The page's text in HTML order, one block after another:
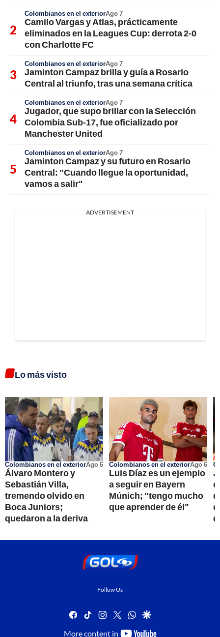
Colombianos en el exteriorAgo 7
Camilo Vargas y Atlas, prácticamente
eliminados en la Leagues Cup: derrota 2-0
con Charlotte FC
Colombianos en el exteriorAgo 7
Jaminton Campaz brilla y guía a Rosario
Central al triunfo, tras una semana crítica
Colombianos en el exteriorAgo 7
Jugador, que supo brillar con la Selección
Colombia Sub-17, fue oficializado por
Manchester United
Colombianos en el exteriorAgo 7
Jaminton Campaz y su futuro en Rosario
Central: "Cuando llegue la oportunidad,
vamos a salir"
ADVERTISEMENT
Lo más visto
Colombianos en el exteriorAgo 6
Álvaro Montero y
Sebastián Villa,
tremendo olvido en
Boca Juniors;
quedaron a la deriva
Colombianos en el exteriorAgo 6
Luis Díaz es un ejemplo
a seguir en Bayern
Múnich; "tengo mucho
que aprender de él"
Follow Us
facebook
tiktok instagram
twitterwhatsapp
google
More content in
youtube-